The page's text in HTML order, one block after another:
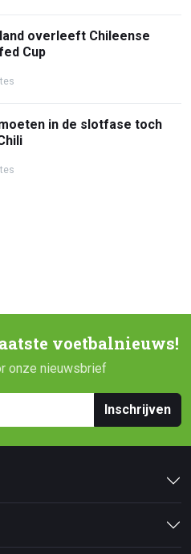
overleeft Chileense
Cup
in de slotfase toch
voetbalnieuws!
onze nieuwsbrief
Inschrijven